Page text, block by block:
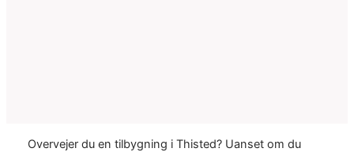
Overvejer du en tilbygning i Thisted? Uanset om du